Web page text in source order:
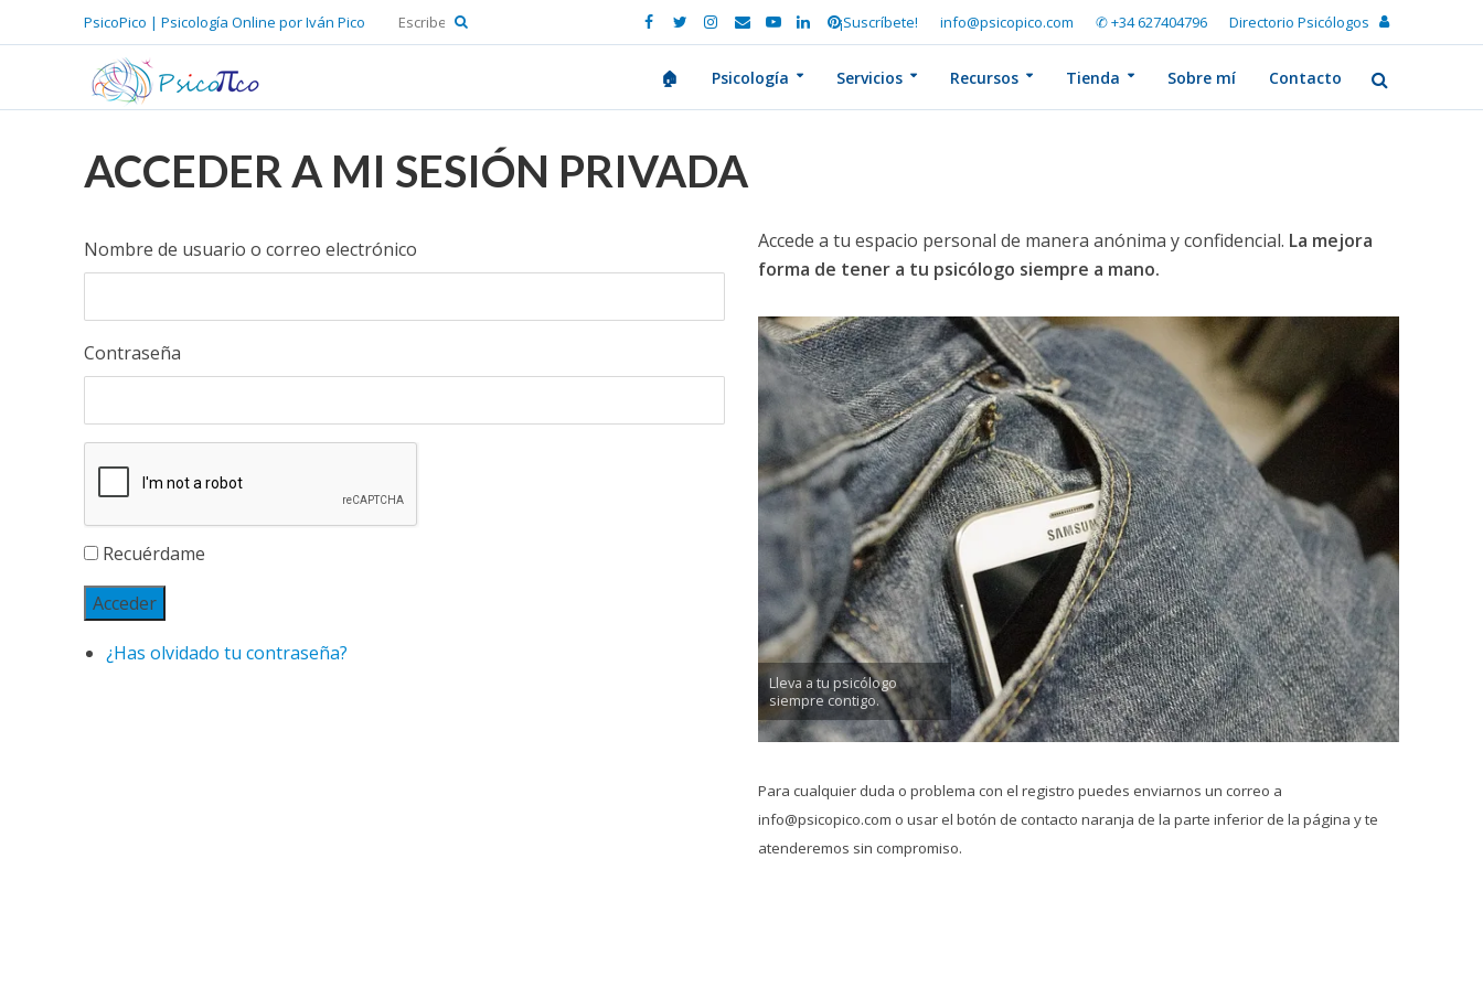
PsicoPico | Psicología Online por Iván Pico ¡Suscríbete! info@psicopico.com ✆ +34 627404796 Directorio Psicólogos
🏠 Psicología Servicios Recursos Tienda Sobre mí Contacto
ACCEDER A MI SESIÓN PRIVADA
Nombre de usuario o correo electrónico
Contraseña
Recuérdame
Acceder
¿Has olvidado tu contraseña?
Accede a tu espacio personal de manera anónima y confidencial. La mejora
forma de tener a tu psicólogo siempre a mano.
Lleva a tu psicólogo
siempre contigo.
Para cualquier duda o problema con el registro puedes enviarnos un correo a
info@psicopico.com o usar el botón de contacto naranja de la parte inferior de la página y te
atenderemos sin compromiso.